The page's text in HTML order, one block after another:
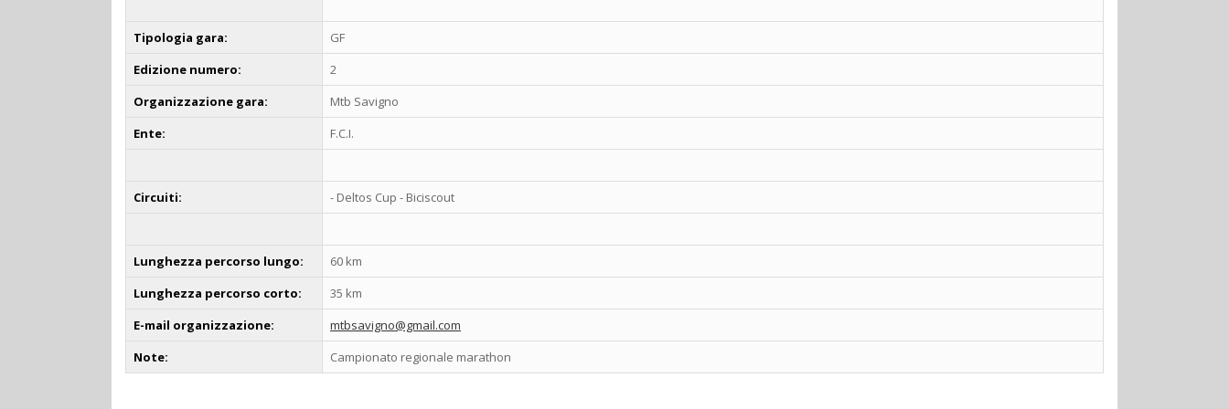
Tipologia gara:
GF
Edizione numero:
2
Organizzazione gara:
Mtb Savigno
Ente:
F.C.I.
Circuiti: - Deltos Cup - Biciscout
Lunghezza percorso lungo:
60 km
Lunghezza percorso corto:
35 km
E-mail organizzazione:
mtbsavigno@gmail.com
Note:
Campionato regionale marathon